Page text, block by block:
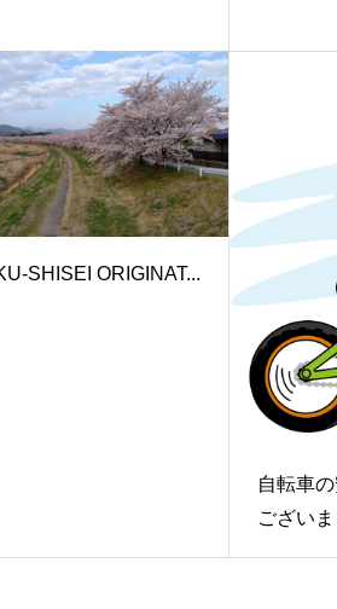
SHISEI ORIGINAT...
自転車
ござい